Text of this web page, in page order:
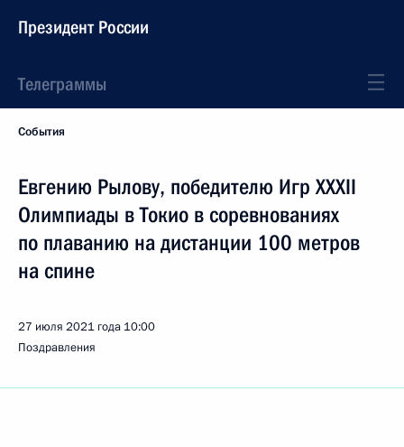
Президент России
Телеграммы
События
Евгению Рылову, победителю Игр XXXII
Олимпиады в Токио в соревнованиях
по плаванию на дистанции 100 метров
на спине
27 июля 2021 года 10:00
Поздравления